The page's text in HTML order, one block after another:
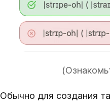
Обычно для создания